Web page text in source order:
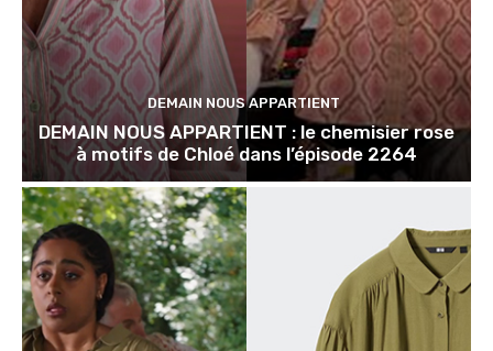
DEMAIN NOUS APPARTIENT
DEMAIN NOUS APPARTIENT : le chemisier rose
à motifs de Chloé dans l’épisode 2264